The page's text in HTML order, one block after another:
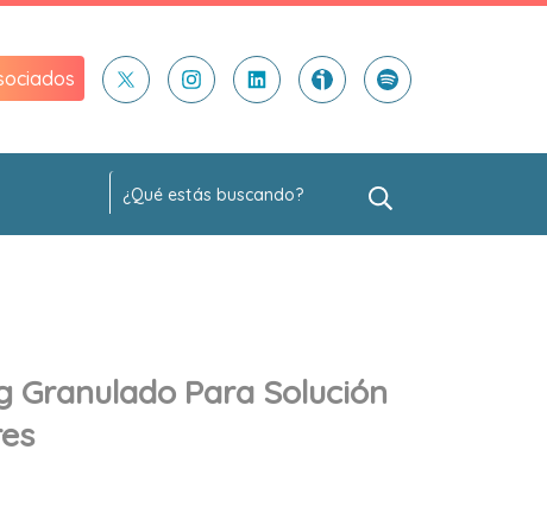
Granulado Para Solución